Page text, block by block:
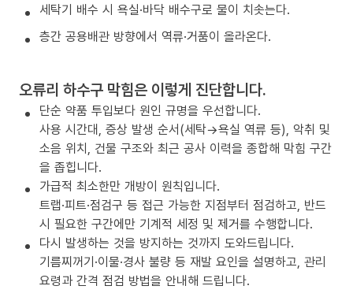
세탁기 배수 시 욕실·바닥 배수구로 물이 치솟는다.
층간 공용배관 방향에서 역류·거품이 올라온다.
오류리 하수구 막힘은 이렇게 진단합니다.
단순 약품 투입보다 원인 규명을 우선합니다.
사용 시간대, 증상 발생 순서(세탁→욕실 역류 등), 악취 및
소음 위치, 건물 구조와 최근 공사 이력을 종합해 막힘 구간
을 좁힙니다.
가급적 최소한만 개방이 원칙입니다.
트랩·피트·점검구 등 접근 가능한 지점부터 점검하고, 반드
시 필요한 구간에만 기계적 세정 및 제거를 수행합니다.
다시 발생하는 것을 방지하는 것까지 도와드립니다.
기름찌꺼기·이물·경사 불량 등 재발 요인을 설명하고, 관리
요령과 간격 점검 방법을 안내해 드립니다.